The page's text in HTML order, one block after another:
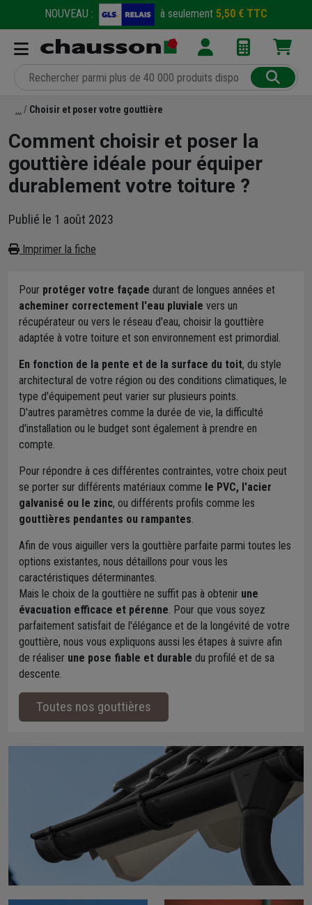
NOUVEAU : à seulement 5,50 € TTC
Choisir et poser votre gouttière
Comment choisir et poser la
gouttière idéale pour équiper
durablement votre toiture ?
Publié le 1 août 2023
Imprimer la fiche
Pour protéger votre façade durant de longues années et
acheminer correctement l'eau pluviale vers un
récupérateur ou vers le réseau d'eau, choisir la gouttière
adaptée à votre toiture et son environnement est primordial.
En fonction de la pente et de la surface du toit, du style
architectural de votre région ou des conditions climatiques, le
type d'équipement peut varier sur plusieurs points.
D'autres paramètres comme la durée de vie, la difficulté
d'installation ou le budget sont également à prendre en
compte.
Pour répondre à ces différentes contraintes, votre choix peut
se porter sur différents matériaux comme le PVC, l'acier
galvanisé ou le zinc, ou différents profils comme les
gouttières pendantes ou rampantes.
Afin de vous aiguiller vers la gouttière parfaite parmi toutes les
options existantes, nous détaillons pour vous les
caractéristiques déterminantes.
Mais le choix de la gouttière ne suffit pas à obtenir une
évacuation efficace et pérenne. Pour que vous soyez
parfaitement satisfait de l'élégance et de la longévité de votre
gouttière, nous vous expliquons aussi les étapes à suivre afin
de réaliser une pose fiable et durable du profilé et de sa
descente.
Toutes nos gouttières